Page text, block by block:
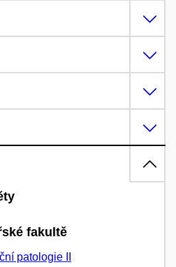
fakultě
patologie II